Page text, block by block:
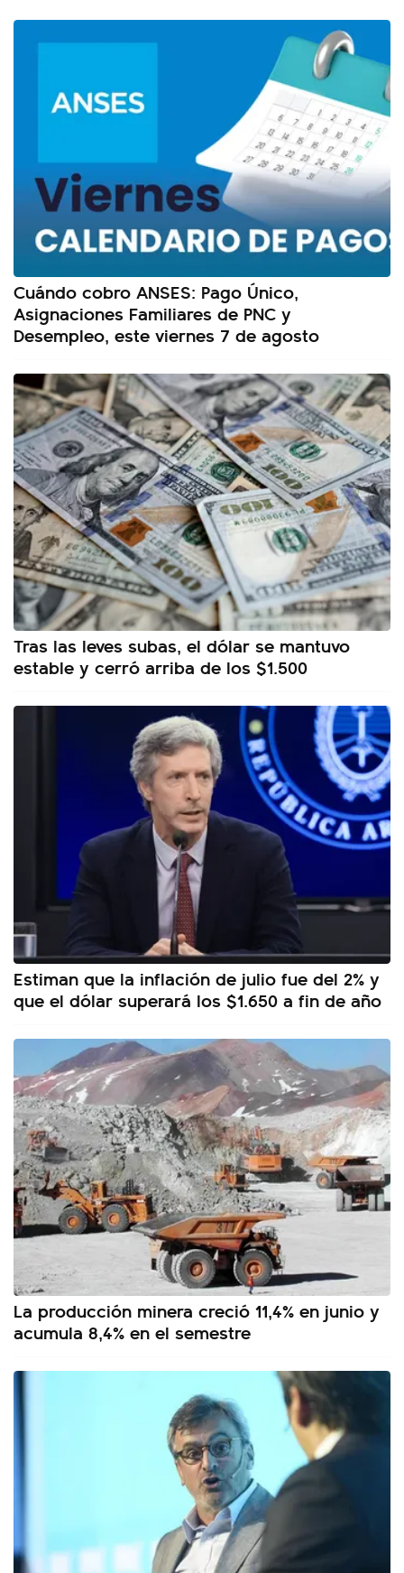
Cuándo cobro ANSES: Pago Único,
Asignaciones Familiares de PNC y
Desempleo, este viernes 7 de agosto
Tras las leves subas, el dólar se mantuvo
estable y cerró arriba de los $1.500
Estiman que la inflación de julio fue del 2% y
que el dólar superará los $1.650 a fin de año
La producción minera creció 11,4% en junio y
acumula 8,4% en el semestre